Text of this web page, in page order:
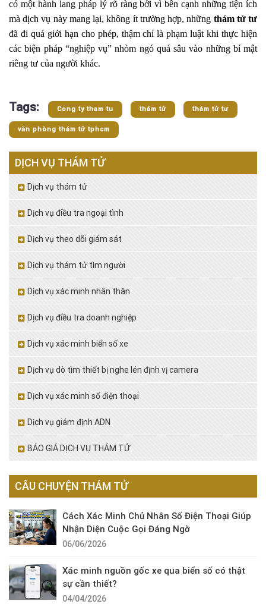
có một hành lang pháp lý rõ ràng bởi vì bên cạnh những tiện ích
mà dịch vụ này mang lại, không ít trường hợp, những thám tử tư
đã đi quá giới hạn cho phép, thậm chí là phạm luật khi thực hiện
các biện pháp “nghiệp vụ” nhòm ngó quá sâu vào những bí mật
riêng tư của người khác.
Tags: Cong ty tham tu thám tử thám tử tư
văn phòng thám tử tphcm
DỊCH VỤ THÁM TỬ
Dịch vụ thám tử
Dịch vụ điều tra ngoại tình
Dịch vụ theo dõi giám sát
Dịch vụ thám tử tìm người
Dịch vụ xác minh nhân thân
Dịch vụ điều tra doanh nghiệp
Dịch vụ xác minh biển số xe
Dịch vụ dò tìm thiết bị nghe lén định vị camera
Dịch vụ xác minh số điện thoại
Dịch vụ giám định ADN
BÁO GIÁ DỊCH VỤ THÁM TỬ
CÂU CHUYỆN THÁM TỬ
Cách Xác Minh Chủ Nhân Số Điện Thoại Giúp
Nhận Diện Cuộc Gọi Đáng Ngờ
06/06/2026
Xác minh nguồn gốc xe qua biển số có thật
sự cần thiết?
04/04/2026